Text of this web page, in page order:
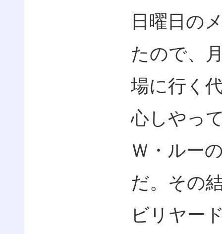
日曜日の
たので、
場に行く
心しやっ
Ｗ・ルー
だ。その
ビリヤー